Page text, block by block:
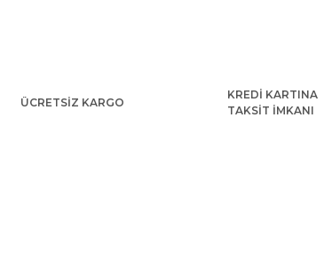
ÜCRETSİZ KARGO
KREDİ KARTINA
TAKSİT İMKANI